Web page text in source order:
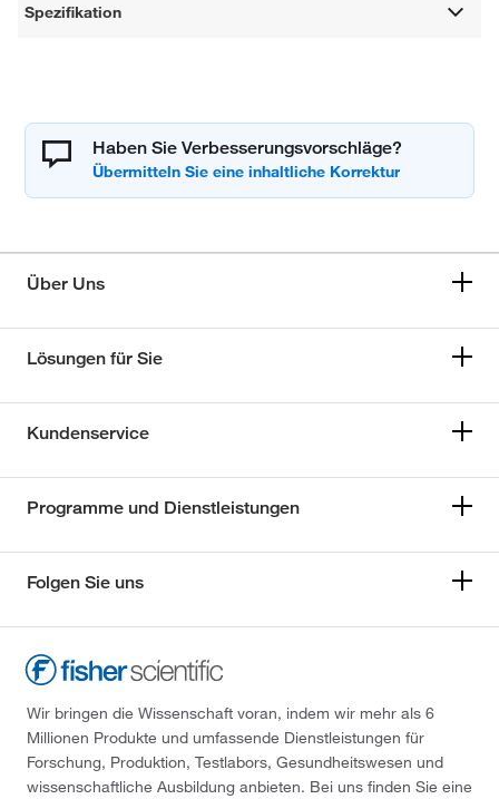
Spezifikation
Haben Sie Verbesserungsvorschläge?
Über Uns
Lösungen für Sie
Kundenservice
Programme und Dienstleistungen
Folgen Sie uns
Wir bringen die Wissenschaft voran, indem wir mehr als 6
Millionen Produkte und umfassende Dienstleistungen für
Forschung, Produktion, Testlabors, Gesundheitswesen und
wissenschaftliche Ausbildung anbieten. Bei uns finden Sie eine